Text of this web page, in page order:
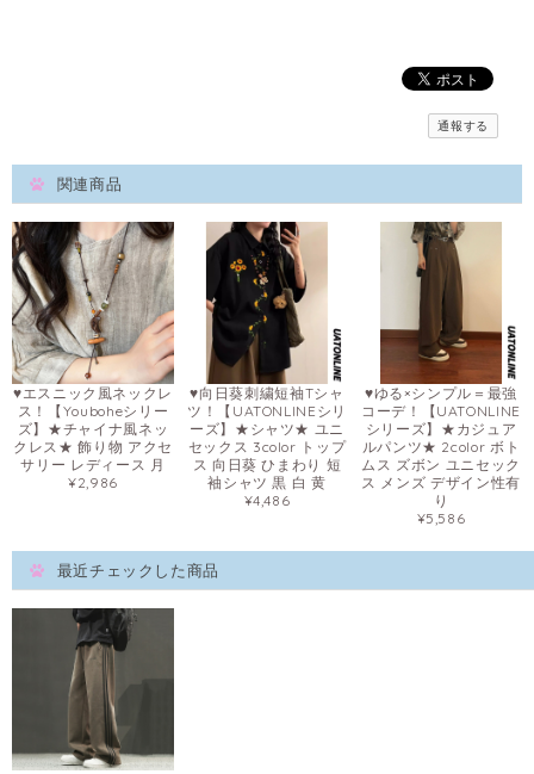
通報する
関連商品
♥エスニック風ネックレ
ス！【Youboheシリー
ズ】★チャイナ風ネッ
クレス★ 飾り物 アクセ
サリー レディース 月
¥2,986
♥向日葵刺繍短袖Tシャ
ツ！【UATONLINEシリ
ーズ】★シャツ★ ユニ
セックス 3color トップ
ス 向日葵 ひまわり 短
袖シャツ 黒 白 黄
¥4,486
♥ゆる×シンプル＝最強
コーデ！【UATONLINE
シリーズ】★カジュア
ルパンツ★ 2color ボト
ムス ズボン ユニセック
ス メンズ デザイン性有
り
¥5,586
最近チェックした商品